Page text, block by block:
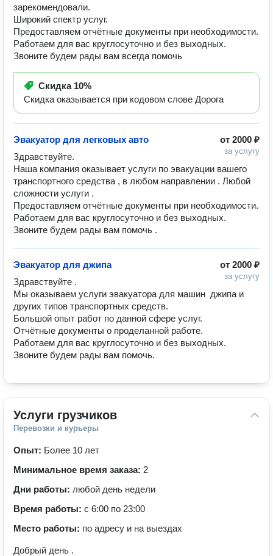
зарекомендовали.
Широкий спектр услуг.
Предоставляем отчётные документы при необходимости.
Работаем для вас круглосуточно и без выходных.
Звоните будем рады вам всегда помочь
Скидка 10%
Скидка оказывается при кодовом слове Дорога
от 2000 ₽
за услугу
Эвакуатор для легковых авто
Здравствуйте.
Наша компания оказывает услуги по эвакуации вашего
транспортного средства , в любом направлении . Любой
сложности услуги .
Предоставляем отчётные документы при необходимости.
Работаем для вас круглосуточно и без выходных.
Звоните будем рады вам помочь .
от 2000 ₽
за услугу
Эвакуатор для джипа
Здравствуйте .
Мы оказываем услуги эвакуатора для машин  джипа и
других типов транспортных средств.
Большой опыт работ по данной сфере услуг.
Отчётные документы о проделанной работе.
Работаем для вас круглосуточно и без выходных.
Звоните будем рады вам помочь.
Услуги грузчиков
Перевозки и курьеры
Опыт: Более 10 лет
Минимальное время заказа: 2
Дни работы: любой день недели
Время работы: с 6:00 по 23:00
Место работы: по адресу и на выездах
Добрый день .